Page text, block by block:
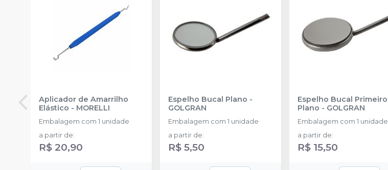
Aplicador de Amarrilho
Elástico - MORELLI
Embalagem com 1 unidade
a partir de:
R$ 20,90
Espelho Bucal Plano -
GOLGRAN
Embalagem com 1 unidade
a partir de:
R$ 5,50
Espelho Bucal Primeiro
Plano - GOLGRAN
Embalagem com 1 unidade
a partir de:
R$ 15,50